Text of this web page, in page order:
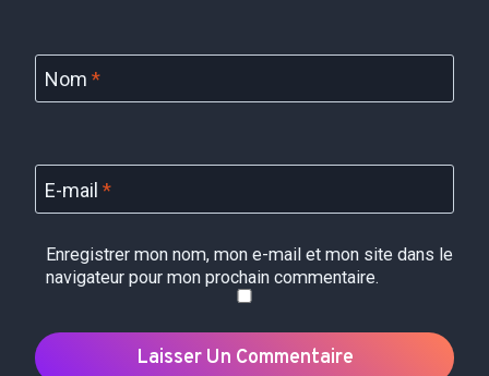
Nom *
E-mail *
Enregistrer mon nom, mon e-mail et mon site dans le
navigateur pour mon prochain commentaire.